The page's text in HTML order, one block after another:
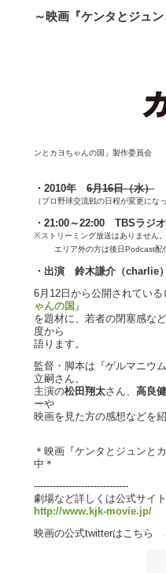
～映画『ケンタとジュ
ンとカヨちゃんの国」製作委員会
・2010年 6月16日（水）
（プロ野球交流戦の日程が変更に
・21:00～22:00 TBSラジ
※ストリーミング放送はありません
エリア外の方は後日Podcast
・出演 鈴木謙介（charlie
6月12日から公開されてい
ゃんの国 』
を題材に、若者の閉塞感な
度から
語ります。
監督・脚本は『ゲルマニウ
立嗣さん。
主演の松田翔太さん、 高良
ーや
映画を見た方の感想などを
＊映画『ケンタとジュンと
中＊
------------------------------
劇場など詳しくは公式サイ
http://www.kjk-movie.jp/
映画の公式twitterはこち